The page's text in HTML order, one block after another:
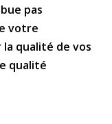
pas
votre
qualité de vos
qualité